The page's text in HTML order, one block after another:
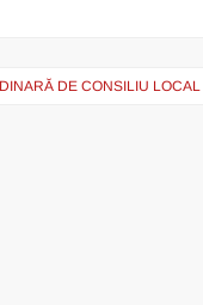
DE CONSILIU